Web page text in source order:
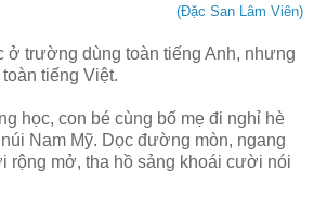
(Đặc San Lâm Viên)
ở trường dùng toàn tiếng Anh, nhưng
tiếng Việt.
học, con bé cùng bố mẹ đi nghỉ hè
Nam Mỹ. Dọc đường mòn, ngang
rộng mở, tha hồ sảng khoái cười nói